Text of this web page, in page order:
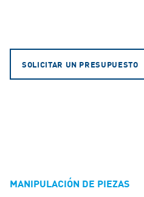
SOLICITAR UN PRESUPUESTO
MANIPULACIÓN DE PIEZAS